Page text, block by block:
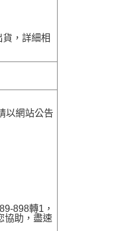
，詳細相
以網站公告
898轉1，
協助，盡速